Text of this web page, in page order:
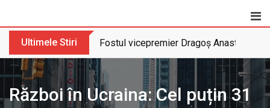
Ultimele Stiri Fostul vicepremier Dragoș Anastasiu
Război în Ucraina: Cel puțin 31